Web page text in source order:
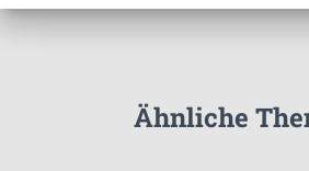
Ähnliche